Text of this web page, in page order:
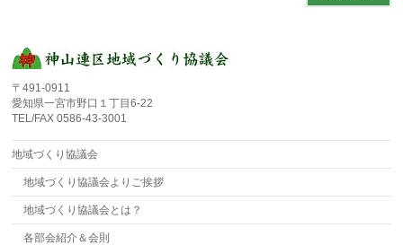
〒491-0911
愛知県一宮市野口１丁目6-22
TEL/FAX 0586-43-3001
地域づくり協議会
地域づくり協議会よりご挨拶
地域づくり協議会とは？
各部会紹介＆会則